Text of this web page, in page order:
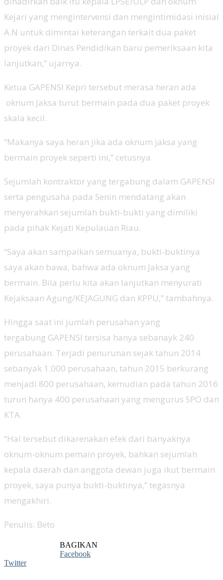
Kejari yang mengintervensi dan mengintimidasi inisial
A.N untuk dimintai keterangan terkait dua paket
proyek dari Dinas Pendidikan baru pemeriksaan kita
lanjutkan,” ujarnya.
Ketua GAPENSI Kepri tersebut merasa heran ada
oknum Jaksa turut bermain pada dua paket proyek
skala kecil.
“Makanya saya heran jika ada oknum jaksa yang
bermain proyek seperti ini,” cetusnya.
Sejumlah kontraktor yang tergabung dalam GAPENSI
serta pengusaha pada Senin mendatang akan
menyerahkan sejumlah bukti-bukti yang dimiliki
pada pihak Kejati Kepulauan Riau.
“Saya akan sampaikan semuanya, bukti-buktinya
saya akan bawa, bahwa ada oknum Jaksa yang
bermain. Bila perlu kita akan lanjutkan menyurati
Kejaksaan Agung/KEJAGUNG dan KPPU,” tambahnya.
Hingga saat ini jumlah perusahan yang
tergabung GAPENSI tersisa hanya sebanayk 240
perusahaan. Terjadi penurunan sejak tahun 2014
sebanyak 1.000 perusahaan, tahun 2015 berkurang
menjadi 800 perusahaan, kemudian pada tahun 2016
turun hanya 400 perusahaan yang mengurus SPO dan
KTA.
“Hal tersebut dikarenakan efek dari banyaknya
oknum-oknum pemain proyek, bahkan sejumlah
kepala daerah dan anggota dewan juga ikut bermain
proyek, saya punya bukti-buktinya,” tegasnya
mengakhiri.
Penulis: Beto
BAGIKAN
Facebook
Twitter